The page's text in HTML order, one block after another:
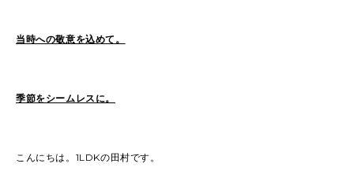
2022 (125)
当時への敬意を込めて。
季節をシームレスに。
こんにちは。1LDKの田村です。